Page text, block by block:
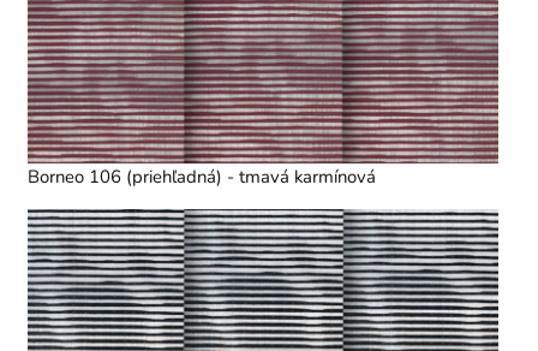
Borneo 106 (priehľadná) - tmavá karmínová